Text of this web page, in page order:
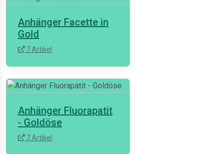
Anhänger Facette in
Gold
7 Artikel
Anhänger Fluorapatit
- Goldöse
7 Artikel